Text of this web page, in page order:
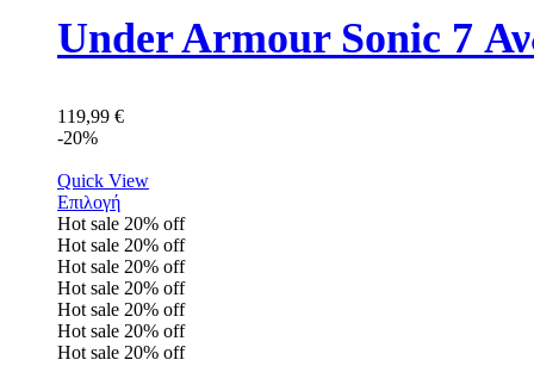
Under Armour Sonic 7
119,99 €
-20%
Quick View
Επιλογή
Hot sale 20% off
Hot sale 20% off
Hot sale 20% off
Hot sale 20% off
Hot sale 20% off
Hot sale 20% off
Hot sale 20% off